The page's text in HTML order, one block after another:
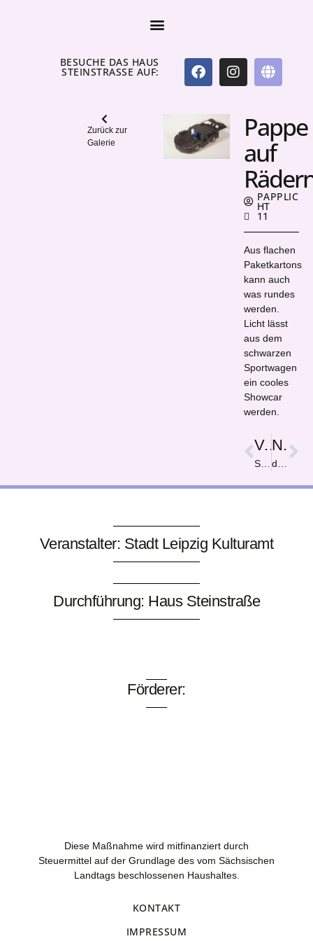
BESUCHE DAS HAUS
STEINSTRASSE AUF:
Zurück zur
Galerie
Pappe
auf
PAPPLIC
HT
11
Aus flachen
Paketkartons
kann auch
was rundes
werden.
Licht lässt
aus dem
schwarzen
Sportwagen
ein cooles
Showcar
werden.
Vorige
Spider vers
Nächster
die Astronautenwelt
Veranstalter: Stadt Leipzig Kulturamt
Durchführung: Haus Steinstraße
Förderer:
Diese Maßnahme wird mitfinanziert durch
Steuermittel auf der Grundlage des vom Sächsischen
Landtags beschlossenen Haushaltes.
KONTAKT
IMPRESSUM